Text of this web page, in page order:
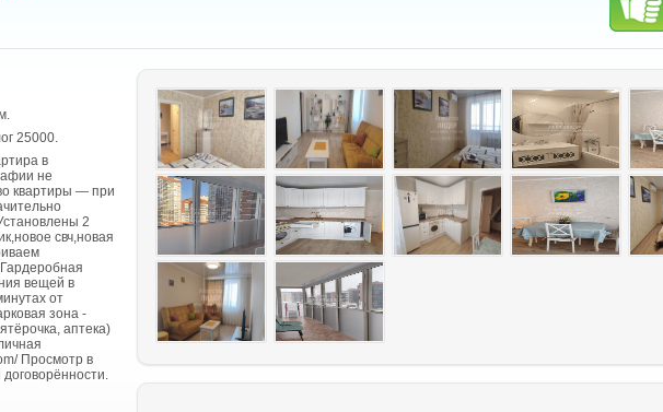
25000.
в
не
квартиры — при
2
свч,новая
вещей в
от
зона -
аптека)
Просмотр в